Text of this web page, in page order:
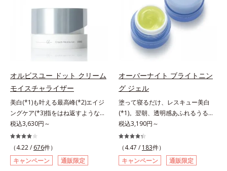
めるような加工を行う）」。不要と
いパワーを引き出し、サイエンスの
力でまっさらな素肌へと導くクリー
ンビューティブランドです。
をメインに、美を引き出すコラーゲ
ン5,000mgも配合。さらにリズムを
支える鉄分やビタミン6種(*2)、食
物繊維など、女性が不足しがちな栄
養素を豊富に含み、大人女性の健康
美を総合的に支えます。甘さ控えめ
味展開。プロテイン独特のにおいや
クセが少なく、水に溶けやすいの
で、手軽においしくたんぱく質を摂
れます。*1 1杯分（約27g）当り。
コラーゲン含む。*2 ビタミンB1、
B2、B6、B12、ナイアシン、パン
トテン酸各商品の詳しい情報は商品
ページをご覧ください。・BEAUTY
夏祭りは、こちら
オルビスユー ドット クリーム
モイスチャライザー
美白(*1)も叶える最高峰(*2)エイジ
ングケア(*3)指をはね返すような弾
力感が宿るハリ感 濃密フィットク
リーム。ハリも透明感(*4)も結果主
義。年齢サイン(*5)の因子に着目し
た肌科学エイジングケア(*3)シリー
ズ。オルビスユー ドットシリーズ
税込3,630円～
（4.22 / 676件）
キャンペーン
通販限定
オーバーナイト ブライトニン
グ ジェル
塗って寝るだけ、レスキュー美白
(*1)。翌朝、透明感あふれるうるぷ
る肌を叶える、お守り涼感ジェルパ
ック。紫外線を浴びた日の夜は、ひ
んやり気持ちいいジェルでお肌をレ
スキュー！ メラニンの産生指令が
活発になる夜の肌環境に着目して、
税込3,190円～
（4.47 / 183件）
キャンペーン
通販限定